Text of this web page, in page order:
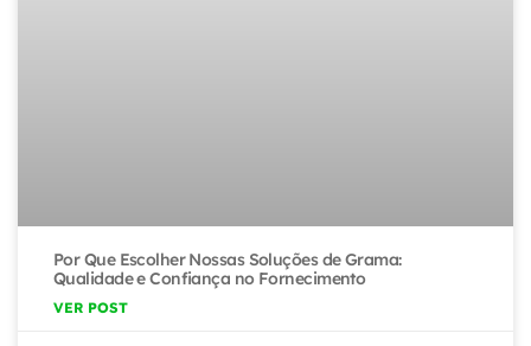
Por Que Escolher Nossas Soluções de Grama:
Qualidade e Confiança no Fornecimento
VER POST